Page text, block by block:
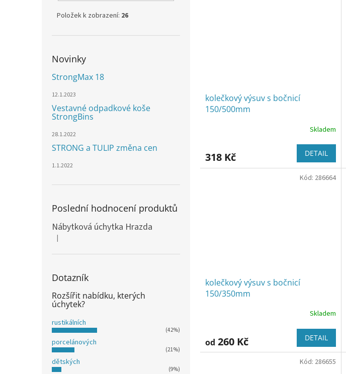
Položek k zobrazení: 26
Novinky
StrongMax 18
12.1.2023
Vestavné odpadkové koše
StrongBins
28.1.2022
STRONG a TULIP změna cen
1.1.2022
Poslední hodnocení produktů
Nábytková úchytka Hrazda
Hodnocení produktu je 5 z 5 hvězdiček.
|
Dotazník
Rozšířit nabídku, kterých
úchytek?
rustikálních
(42%)
porcelánových
(21%)
dětských
(9%)
kolečkový výsuv s bočnicí
150/500mm
Skladem
318 Kč DETAIL
kolečkový výsuv s bočnicí
150/350mm
Skladem
od 260 Kč DETAIL
Kód: 286664
Kód: 286655